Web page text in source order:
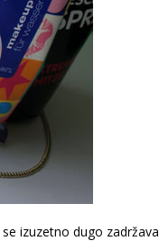
izuzetno dugo zadržava